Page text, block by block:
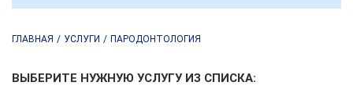
ГЛАВНАЯ УСЛУГИ ПАРОДОНТОЛОГИЯ
ВЫБЕРИТЕ НУЖНУЮ УСЛУГУ ИЗ СПИСКА: